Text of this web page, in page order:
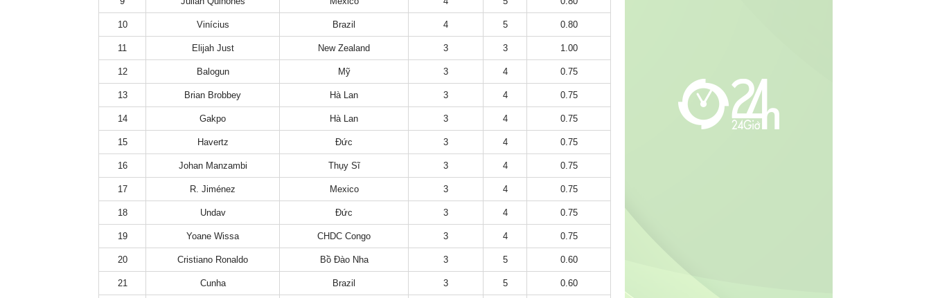
10 Vinícius Brazil 4 5 0.80
11 Elijah Just New Zealand 3 3 1.00
12 Balogun Mỹ 3 4 0.75
13 Brian Brobbey Hà Lan 3 4 0.75
14 Gakpo Hà Lan 3 4 0.75
15 Havertz Đức 3 4 0.75
16 Johan Manzambi Thụy Sĩ 3 4 0.75
17 R. Jiménez Mexico 3 4 0.75
18 Undav Đức 3 4 0.75
19 Yoane Wissa CHDC Congo 3 4 0.75
20 Cristiano Ronaldo Bồ Đào Nha 3 5 0.60
21 Cunha Brazil 3 5 0.60